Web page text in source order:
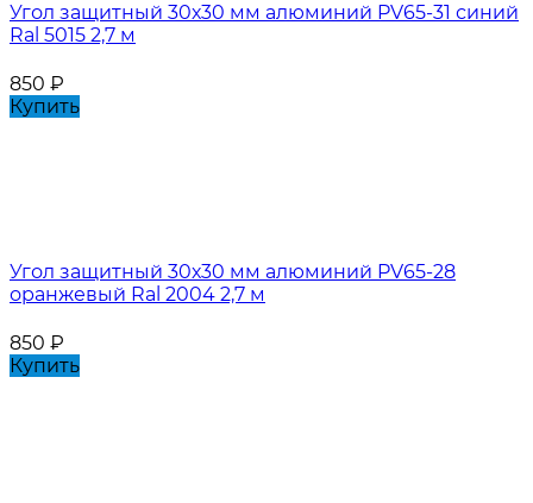
Угол защитный 30х30 мм алюминий PV65-31 синий
Ral 5015 2,7 м
850 ₽
Купить
Угол защитный 30х30 мм алюминий PV65-28
оранжевый Ral 2004 2,7 м
850 ₽
Купить